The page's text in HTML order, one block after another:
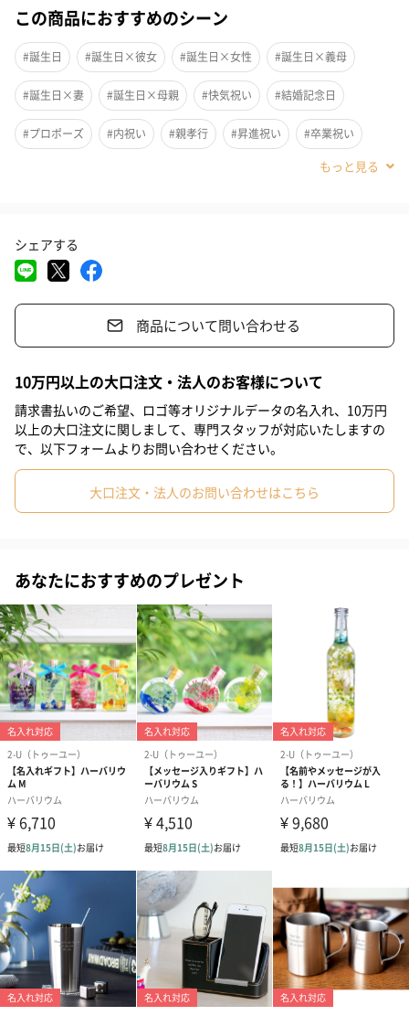
す。
置いておくだけで「おしゃれアイテム」に
瓶の中の保存液により浸されたお花は、その美しさを長く保つだ
わなくても、インテリアアイテムとして置いておくだけで華やか
な雰囲気に
使い方いろいろ 自由に「カスタマイズ」できます
すぐに使えるオイル付き
300mL のオイルランプ専用オイルが付属されています。
オイルはご自身でいれていただきますので、作品の最後の仕上げ
をお手元でできるという、手作りワークショップのような楽しさ
「名入れ付き」世界で一つだけのランプに カラーは《4種
類》
イエロー
ピンク
レッド
注意事項
内容物については自然由来のものを使用しており、なるべくイメ
ージに相違がないものが選別されていますがその時期によって用
意できるものが使われますので、色や形状は一つ一つ異なりま
この商品におすすめのシーン
#誕生日 #誕生日×彼女 #誕生日×女性 #誕生日×義母
#誕生日×妻 #誕生日×母親 #快気祝い #結婚記念日
#プロポーズ #内祝い #親孝行 #昇進祝い #卒業祝い
#出産内祝い
#米寿祝い
#お礼 #記念日
#ホワイトデー #敬老の日 #入学祝い
#義母 #母親 #妹 #女子大学生 #姉 #息子
#娘 #姪 #甥 #部下男性 #部下女性 #義父
#弟 #男子大学生 #同僚男性 #同僚女性 #上司男性
#女友達 #彼氏 #10代 #20代前半
#30代 #50代 #70代 #80代 #90代
シェアする
商品について問い合わせる
10万円以上の大口注文・法人のお客様について
請求書払いのご希望、ロゴ等オリジナルデータの名入れ、10万円
以上の大口注文に関しまして、専門スタッフが対応いたしますの
で、以下フォームよりお問い合わせください。
大口注文・法人のお問い合わせはこちら
あなたにおすすめのプレゼント